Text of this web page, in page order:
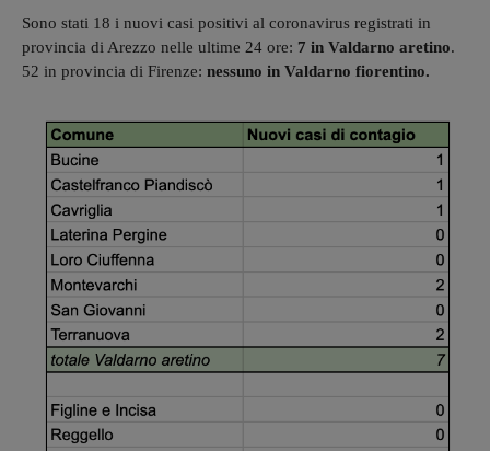
Sono stati 18 i nuovi casi positivi al coronavirus registrati in
provincia di Arezzo nelle ultime 24 ore: 7 in Valdarno aretino.
52 in provincia di Firenze: nessuno in Valdarno fiorentino.